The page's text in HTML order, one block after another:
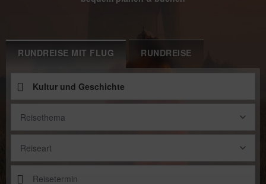
RUNDREISE
RUNDREISE MIT FLUG
Reisethema
Reiseart